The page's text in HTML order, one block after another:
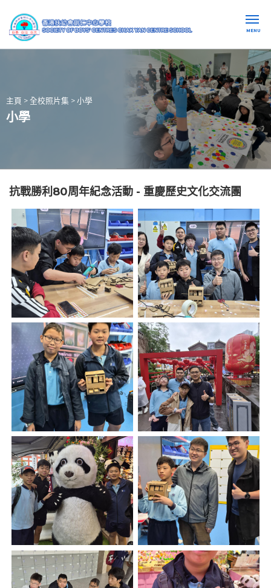
MENU
主頁 > 全校照片集 > 小學
小學
抗戰勝利80周年紀念活動 - 重慶歷史文化交流團